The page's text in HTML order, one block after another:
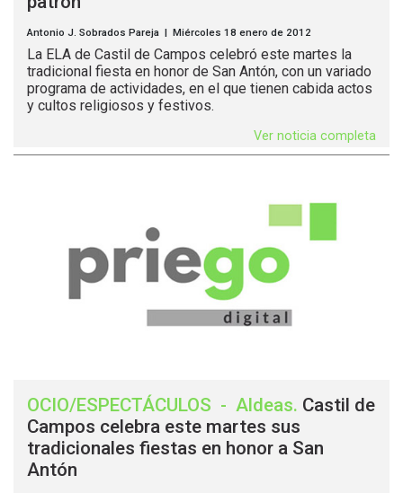
Antonio J. Sobrados Pareja | Miércoles 18 enero de 2012
La ELA de Castil de Campos celebró este martes la
tradicional fiesta en honor de San Antón, con un variado
programa de actividades, en el que tienen cabida actos
y cultos religiosos y festivos.
Ver noticia completa
OCIO/ESPECTÁCULOS - Aldeas. Castil de
Campos celebra este martes sus
tradicionales fiestas en honor a San
Antón